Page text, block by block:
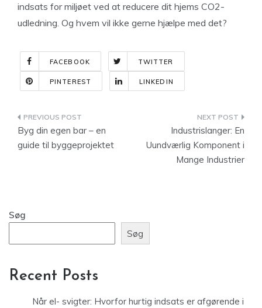
indsats for miljøet ved at reducere dit hjems CO2-
udledning. Og hvem vil ikke gerne hjælpe med det?
FACEBOOK TWITTER
PINTEREST LINKEDIN
Indlægsnavigation
Byg din egen bar – en
guide til byggeprojektet
Industrislanger: En
Uundværlig Komponent i
Mange Industrier
Søg
Søg
Recent Posts
Når el- svigter: Hvorfor hurtig indsats er afgørende i